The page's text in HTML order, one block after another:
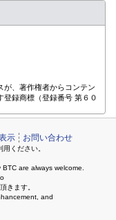
が、著作権者からコンテン
録商標（登録番号 第６０
示 お問い合わせ
ください。
are always welcome.
きます。
and